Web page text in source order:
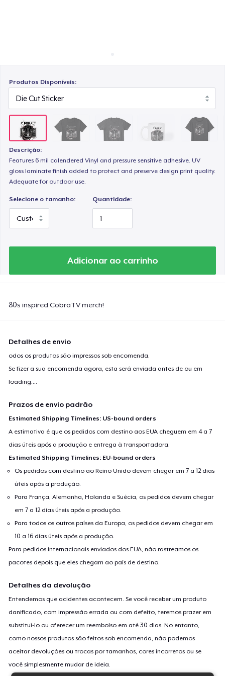
Produtos Disponíveis:
Descrição:
Features 6 mil calendered Vinyl and pressure sensitive adhesive. UV
gloss laminate finish added to protect and preserve design print quality.
Adequate for outdoor use.
Selecione o tamanho: Quantidade:
Adicionar ao carrinho
80s inspired CobraTV merch!
Detalhes de envio
odos os produtos são impressos sob encomenda.
Se fizer a sua encomenda agora, esta será enviada antes de ou em
loading....
Prazos de envio padrão
Estimated Shipping Timelines: US-bound orders
A estimativa é que os pedidos com destino aos EUA cheguem em 4 a 7
dias úteis após a produção e entrega à transportadora.
Estimated Shipping Timelines: EU-bound orders
Os pedidos com destino ao Reino Unido devem chegar em 7 a 12 dias
úteis após a produção.
Para França, Alemanha, Holanda e Suécia, os pedidos devem chegar
em 7 a 12 dias úteis após a produção.
Para todos os outros países da Europa, os pedidos devem chegar em
10 a 16 dias úteis após a produção.
Para pedidos internacionais enviados dos EUA, não rastreamos os
pacotes depois que eles chegam ao país de destino.
Detalhes da devolução
Entendemos que acidentes acontecem. Se você receber um produto
danificado, com impressão errada ou com defeito, teremos prazer em
substituí-lo ou oferecer um reembolso em até 30 dias. No entanto,
como nossos produtos são feitos sob encomenda, não podemos
aceitar devoluções ou trocas por tamanhos, cores incorretos ou se
você simplesmente mudar de ideia.